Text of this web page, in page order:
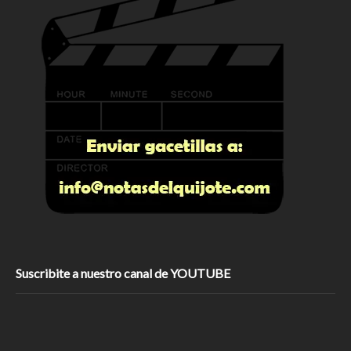
Suscribite a nuestro canal de YOUTUBE